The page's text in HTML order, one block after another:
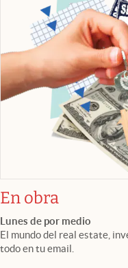
En obra
Lunes de por medio
El mundo del real estate,
todo en tu email.